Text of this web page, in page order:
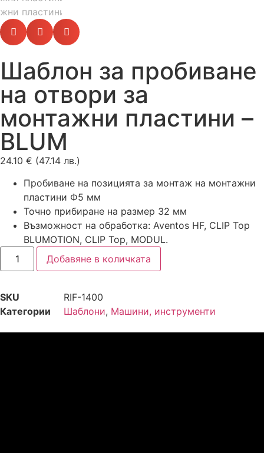
Шаблон за пробиване
на отвори за
монтажни пластини –
BLUM
24.10 € (47.14 лв.)
Пробиване на позицията за монтаж на монтажни
пластини Ф5 мм
Точно прибиране на размер 32 мм
Възможност на обработка: Aventos HF, CLIP Top
BLUMOTION, CLIP Top, MODUL.
Добавяне в количката
SKU
RIF-1400
Категории
Шаблони, Машини, инструменти